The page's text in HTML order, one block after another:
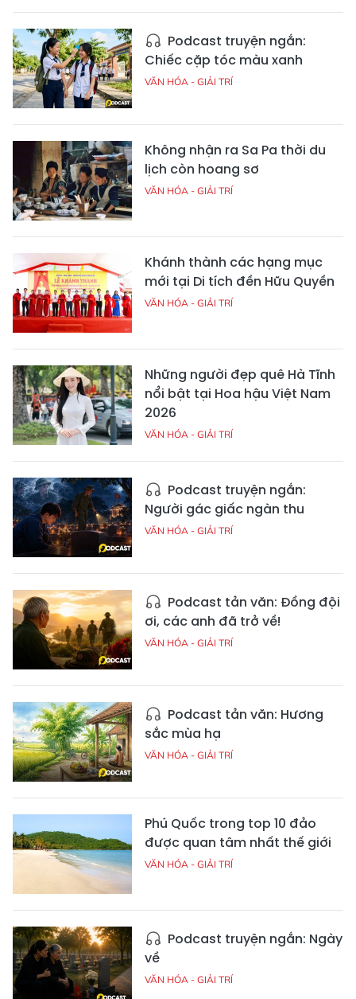
Podcast truyện ngắn:
Chiếc cặp tóc màu xanh
VĂN HÓA - GIẢI TRÍ
Không nhận ra Sa Pa thời du
lịch còn hoang sơ
VĂN HÓA - GIẢI TRÍ
Khánh thành các hạng mục
mới tại Di tích đền Hữu Quyền
VĂN HÓA - GIẢI TRÍ
Những người đẹp quê Hà Tĩnh
nổi bật tại Hoa hậu Việt Nam
2026
VĂN HÓA - GIẢI TRÍ
Podcast truyện ngắn:
Người gác giấc ngàn thu
VĂN HÓA - GIẢI TRÍ
Podcast tản văn: Đồng đội
ơi, các anh đã trở về!
VĂN HÓA - GIẢI TRÍ
Podcast tản văn: Hương
sắc mùa hạ
VĂN HÓA - GIẢI TRÍ
Phú Quốc trong top 10 đảo
được quan tâm nhất thế giới
VĂN HÓA - GIẢI TRÍ
Podcast truyện ngắn: Ngày
về
VĂN HÓA - GIẢI TRÍ